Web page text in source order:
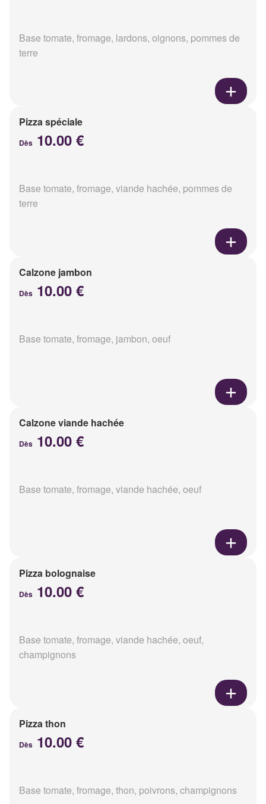
Base tomate, fromage, lardons, oignons, pommes de
terre
Pizza spéciale
Dès 10.00 €
Base tomate, fromage, viande hachée, pommes de
terre
Calzone jambon
Dès 10.00 €
Base tomate, fromage, jambon, oeuf
Calzone viande hachée
Dès 10.00 €
Base tomate, fromage, viande hachée, oeuf
Pizza bolognaise
Dès 10.00 €
Base tomate, fromage, viande hachée, oeuf,
champignons
Pizza thon
Dès 10.00 €
Base tomate, fromage, thon, poivrons, champignons